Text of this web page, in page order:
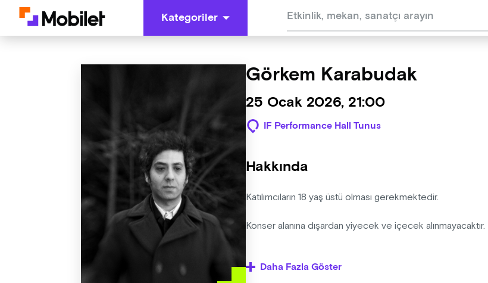
Kategoriler
Görkem Karabudak
25 Ocak 2026, 21:00
IF Performance Hall Tunus
Hakkında
Katılımcıların 18 yaş üstü olması gerekmektedir.
Konser alanına dışardan yiyecek ve içecek alınmayacaktır.
Daha Fazla Göster